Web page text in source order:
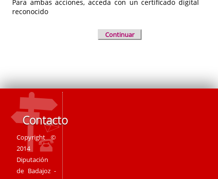
Para ambas acciones, acceda con un certificado digital
reconocido
Continuar
Contacto
Copyright ©
2014
Diputación
de Badajoz -